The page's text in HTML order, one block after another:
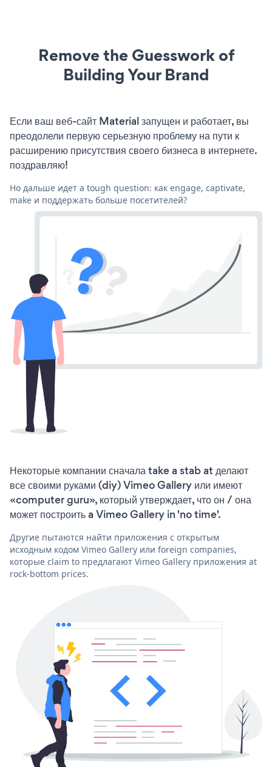
Remove the Guesswork of
Building Your Brand
Если ваш веб-сайт Material запущен и работает, вы
преодолели первую серьезную проблему на пути к
расширению присутствия своего бизнеса в интернете.
поздравляю!
Но дальше идет a tough question: как engage, captivate,
make и поддержать больше посетителей?
Некоторые компании сначала take a stab at делают
все своими руками (diy) Vimeo Gallery или имеют
«computer guru», который утверждает, что он / она
может построить a Vimeo Gallery in 'no time'.
Другие пытаются найти приложения с открытым
исходным кодом Vimeo Gallery или foreign companies,
которые claim to предлагают Vimeo Gallery приложения at
rock-bottom prices.